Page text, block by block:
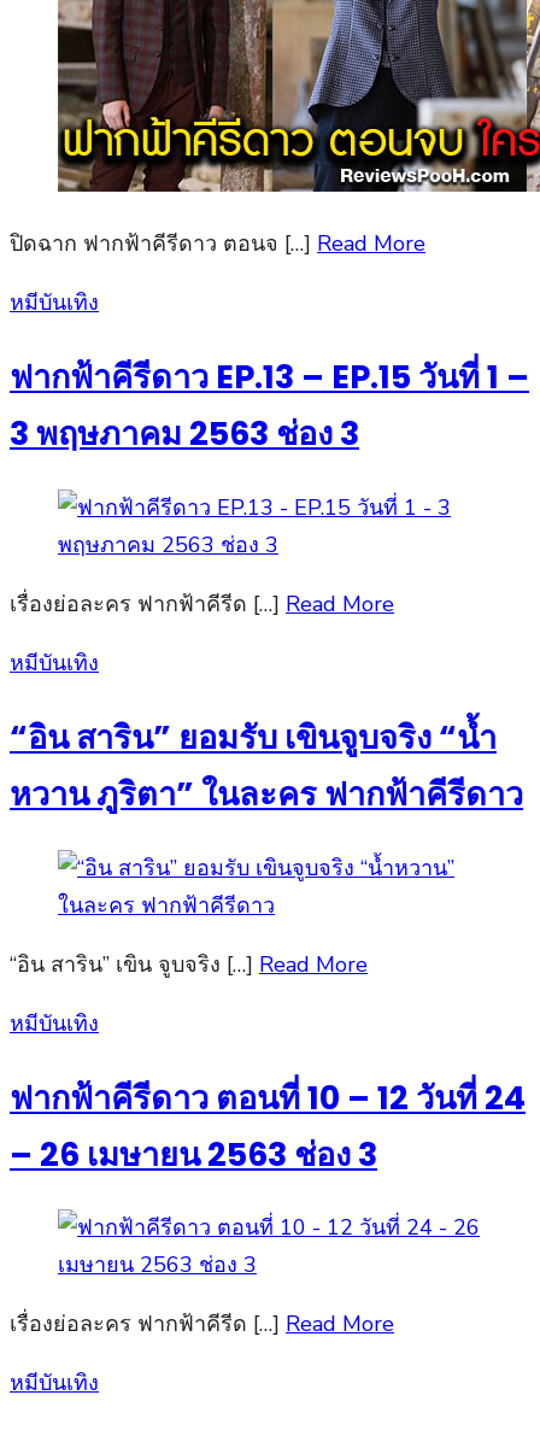
ปิดฉาก ฟากฟ้าคีรีดาว ตอนจ […] Read More
Posted
หมีบันเทิง
ฟากฟ้าคีรีดาว EP.13 – EP.15 วันที่ 1 –
3 พฤษภาคม 2563 ช่อง 3
เรื่องย่อละคร ฟากฟ้าคีรีด […] Read More
Posted
หมีบันเทิง
“อิน สาริน” ยอมรับ เขินจูบจริง “น้ำ
หวาน ภูริตา” ในละคร ฟากฟ้าคีรีดาว
“อิน สาริน” เขิน จูบจริง […] Read More
Posted
หมีบันเทิง
ฟากฟ้าคีรีดาว ตอนที่ 10 – 12 วันที่ 24
– 26 เมษายน 2563 ช่อง 3
เรื่องย่อละคร ฟากฟ้าคีรีด […] Read More
Posted
หมีบันเทิง